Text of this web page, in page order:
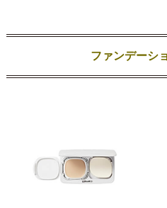
ファンデーシ